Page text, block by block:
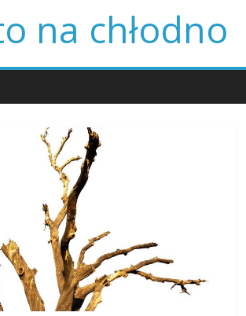
na chłodno